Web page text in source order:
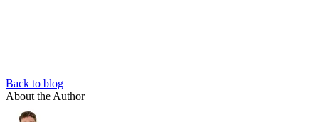
Back to blog
About the Author